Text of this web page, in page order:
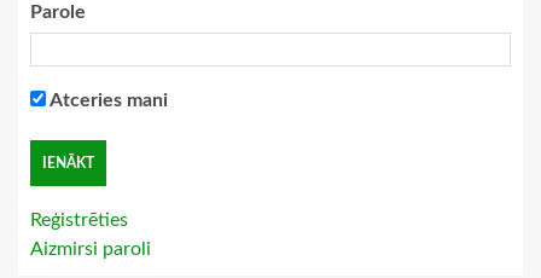
Parole
Atceries mani
Reģistrēties
Aizmirsi paroli